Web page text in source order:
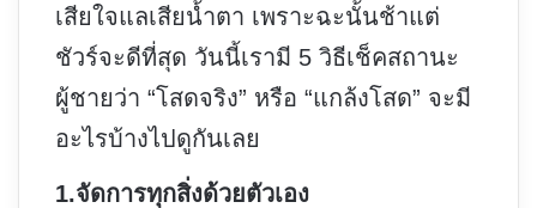
เสียใจแลเสียน้ำตา เพราะฉะนั้นช้าแต่
ชัวร์จะดีที่สุด วันนี้เรามี 5 วิธีเช็คสถานะ
ผู้ชายว่า “โสดจริง” หรือ “แกล้งโสด” จะมี
อะไรบ้างไปดูกันเลย
1.จัดการทุกสิ่งด้วยตัวเอง